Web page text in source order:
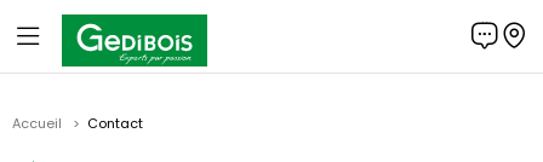
Panneau de gestion des cookies
Accueil Contact